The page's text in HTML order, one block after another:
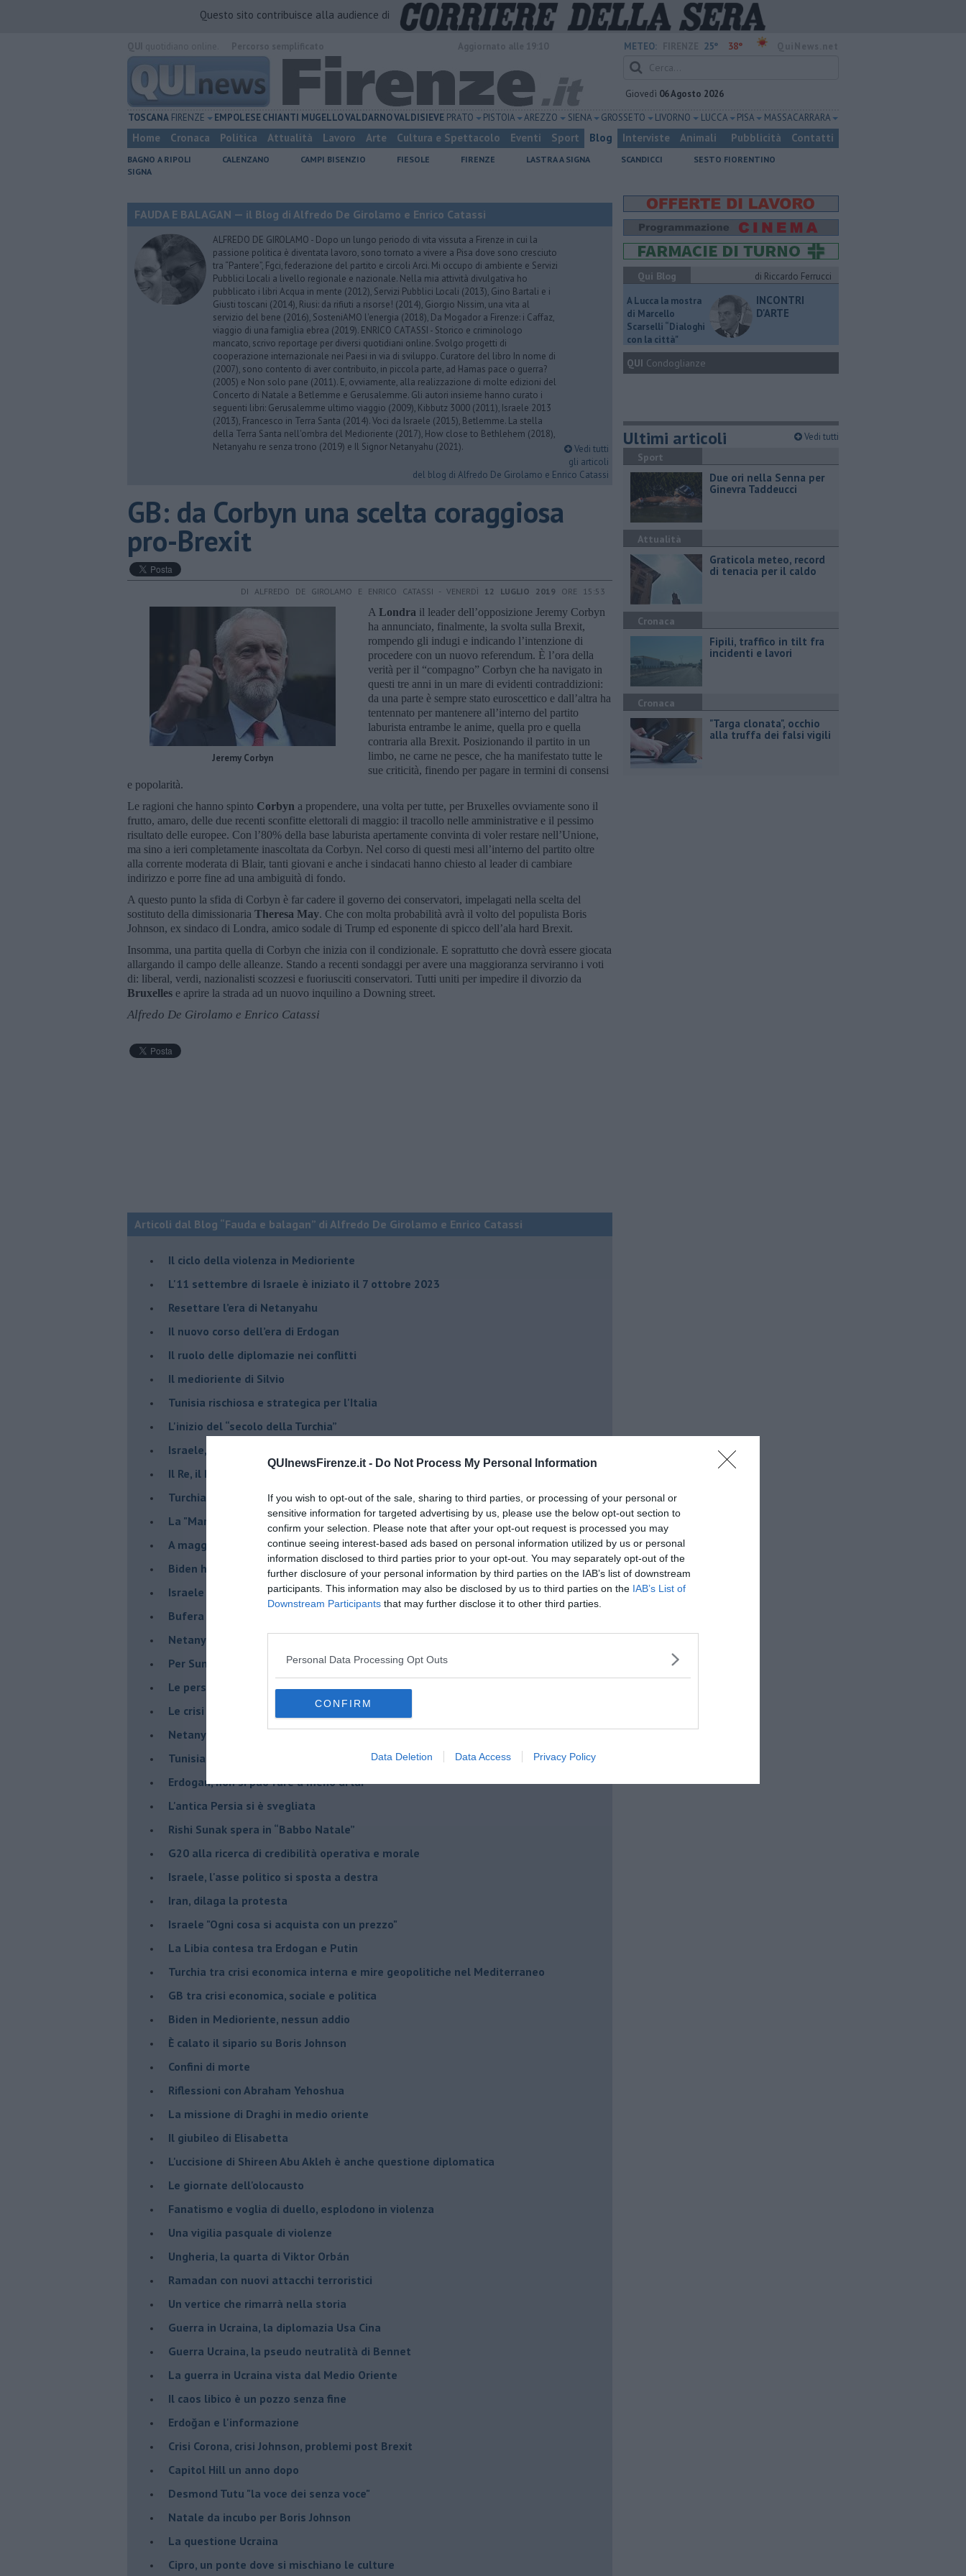
QUInewsFirenze.it - Do Not Process My Personal Information
If you wish to opt-out of the sale, sharing to third parties, or processing of your personal or
sensitive information for targeted advertising by us, please use the below opt-out section to
confirm your selection. Please note that after your opt-out request is processed you may
continue seeing interest-based ads based on personal information utilized by us or personal
information disclosed to third parties prior to your opt-out. You may separately opt-out of the
further disclosure of your personal information by third parties on the IAB’s list of downstream
participants. This information may also be disclosed by us to third parties on the IAB’s List of
Downstream Participants that may further disclose it to other third parties.
Personal Data Processing Opt Outs
CONFIRM
Data Deletion Data Access Privacy Policy
Questo sito contribuisce alla audience di
METEO: 25° 38°
Giovedì 06 Agosto 2026
TOSCANA FIRENZE EMPOLESECHIANTI MUGELLOVALDARNOVALDISIEVE PRATO PISTOIA AREZZO SIENA GROSSETO LIVORNO LUCCA PISA MASSA CARRARA
Home Cronaca Politica Attualità Lavoro Arte Cultura e Spettacolo Eventi Sport Blog Interviste Animali Pubblicità Contatti
BAGNO A RIPOLI CALENZANO CAMPI BISENZIO FIESOLE FIRENZE LASTRA A SIGNA SCANDICCI
SESTO FIORENTINO
SIGNA
FAUDA E BALAGAN — il Blog di Alfredo De Girolamo e Enrico Catassi
ALFREDO DE GIROLAMO - Dopo un lungo periodo di vita vissuta a Firenze in cui la
passione politica è diventata lavoro, sono tornato a vivere a Pisa dove sono cresciuto
tra “Pantere”, Fgci, federazione del partito e circoli Arci. Mi occupo di ambiente e Servizi
Pubblici Locali a livello regionale e nazionale. Nella mia attività divulgativa ho
pubblicato i libri Acqua in mente (2012), Servizi Pubblici Locali (2013), Gino Bartali e i
Giusti toscani (2014), Riusi: da rifiuti a risorse! (2014), Giorgio Nissim, una vita al
servizio del bene (2016), SosteniAMO l'energia (2018), Da Mogador a Firenze: i Caffaz,
viaggio di una famiglia ebrea (2019). ENRICO CATASSI - Storico e criminologo
mancato, scrivo reportage per diversi quotidiani online. Svolgo progetti di
cooperazione internazionale nei Paesi in via di sviluppo. Curatore del libro In nome di
(2007), sono contento di aver contribuito, in piccola parte, ad Hamas pace o guerra?
(2005) e Non solo pane (2011). E, ovviamente, alla realizzazione di molte edizioni del
Concerto di Natale a Betlemme e Gerusalemme. Gli autori insieme hanno curato i
seguenti libri: Gerusalemme ultimo viaggio (2009), Kibbutz 3000 (2011), Israele 2013
(2013), Francesco in Terra Santa (2014). Voci da Israele (2015), Betlemme. La stella
della Terra Santa nell'ombra del Medioriente (2017), How close to Bethlehem (2018),
Netanyahu re senza trono (2019) e Il Signor Netanyahu (2021).
Vedi tutti
gli articoli
del blog di Alfredo De Girolamo e Enrico Catassi
GB: da Corbyn una scelta coraggiosa
pro-Brexit
DI ALFREDO DE GIROLAMO E ENRICO CATASSI - VENERDÌ 12 LUGLIO 2019 ORE 15:53
Jeremy Corbyn
A Londra il leader dell’opposizione Jeremy Corbyn
ha annunciato, finalmente, la svolta sulla Brexit,
rompendo gli indugi e indicando l’intenzione di
procedere con un nuovo referendum. È l’ora della
verità per il “compagno” Corbyn che ha navigato in
questi tre anni in un mare di evidenti contraddizioni:
da una parte è sempre stato euroscettico e dall’altra ha
tentennato per mantenere all’interno del partito
laburista entrambe le anime, quella pro e quella
contraria alla Brexit. Posizionando il partito in un
limbo, ne carne ne pesce, che ha manifestato tutte le
sue criticità, finendo per pagare in termini di consensi
e popolarità.
Le ragioni che hanno spinto Corbyn a propendere, una volta per tutte, per Bruxelles ovviamente sono il
frutto, amaro, delle due recenti sconfitte elettorali di maggio: il tracollo nelle amministrative e il pessimo
risultato delle europee. Con l’80% della base laburista apertamente convinta di voler restare nell’Unione,
ma sino a ieri completamente inascoltata da Corbyn. Nel corso di questi mesi all’interno del partito oltre
alla corrente moderata di Blair, tanti giovani e anche i sindacati hanno chiesto al leader di cambiare
indirizzo e porre fine ad una ambiguità di fondo.
A questo punto la sfida di Corbyn è far cadere il governo dei conservatori, impelagati nella scelta del
sostituto della dimissionaria Theresa May. Che con molta probabilità avrà il volto del populista Boris
Johnson, ex sindaco di Londra, amico sodale di Trump ed esponente di spicco dell’ala hard Brexit.
Insomma, una partita quella di Corbyn che inizia con il condizionale. E soprattutto che dovrà essere giocata
allargando il campo delle alleanze. Stando a recenti sondaggi per avere una maggioranza serviranno i voti
di: liberal, verdi, nazionalisti scozzesi e fuoriusciti conservatori. Tutti uniti per impedire il divorzio da
Bruxelles e aprire la strada ad un nuovo inquilino a Downing street.
Alfredo De Girolamo e Enrico Catassi
Articoli dal Blog “Fauda e balagan” di Alfredo De Girolamo e Enrico Catassi
Il ciclo della violenza in Medioriente
L'11 settembre di Israele è iniziato il 7 ottobre 2023
Resettare l’era di Netanyahu
​Il nuovo corso dell’era di Erdogan
Il ruolo delle diplomazie nei conflitti
Il medioriente di Silvio
Tunisia rischiosa e strategica per l'Italia
L'inizio del “secolo della Turchia”
Israele, deciderà il borsone della spesa
Il Re, il Primo Ministro, il Sindaco e la Brexit
Turchia al voto, Erdogan in bilico
La "Marcia dei vivi" per non dimenticare
A maggio le urne decideranno il futuro di Erdoğan
Biden ha fatto infuriare la destra israeliana
Israele rischia una guerra civile
Bufera sull'immigrazione
Netanyahu a Roma, un viaggio complicato
Per Sunak niente crisi e nessuna emergenza
Le persecuzioni ai cristiani continuano da secoli
Le crisi post Brexit
Netanyahu saprà mantenere le promesse?
Tunisia, a votare meno del 9% degli elettori
Erdogan, non si può fare a meno di lui
L'antica Persia si è svegliata
Rishi Sunak spera in “Babbo Natale”
G20 alla ricerca di credibilità operativa e morale
Israele, l'asse politico si sposta a destra
Iran, dilaga la protesta
Israele "Ogni cosa si acquista con un prezzo"
La Libia contesa tra Erdogan e Putin
Turchia tra crisi economica interna e mire geopolitiche nel Mediterraneo
GB tra crisi economica, sociale e politica
Biden in Medioriente, nessun addio
È calato il sipario su Boris Johnson
Confini di morte
Riflessioni con Abraham Yehoshua
La missione di Draghi in medio oriente
Il giubileo di Elisabetta
L'uccisione di Shireen Abu Akleh è anche questione diplomatica
Le giornate dell'olocausto
Fanatismo e voglia di duello, esplodono in violenza
Una vigilia pasquale di violenze
Ungheria, la quarta di Viktor Orbán
Ramadan con nuovi attacchi terroristici
Un vertice che rimarrà nella storia
Guerra in Ucraina, la diplomazia Usa Cina
Guerra Ucraina, la pseudo neutralità di Bennet
La guerra in Ucraina vista dal Medio Oriente
​Il caos libico è un pozzo senza fine
Erdoğan e l'informazione
Crisi Corona, crisi Johnson, problemi post Brexit
Capitol Hill un anno dopo
Desmond Tutu "la voce dei senza voce"
Natale da incubo per Boris Johnson
La questione Ucraina
Cipro, un ponte dove si mischiano le culture
Qui Blog
di Riccardo Ferrucci
A Lucca la mostra
di Marcello
Scarselli “Dialoghi
con la città"
INCONTRI
D'ARTE
QUI Condoglianze
Ultimi articoli Vedi tutti
Sport
Due ori nella Senna per
Ginevra Taddeucci
Attualità
Graticola meteo, record
di tenacia per il caldo
Cronaca
Fipili, traffico in tilt fra
incidenti e lavori
Cronaca
"Targa clonata", occhio
alla truffa dei falsi vigili